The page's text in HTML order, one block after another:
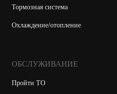
Тормозная система
Охлаждение/отопление
ОБСЛУЖИВАНИЕ
Пройти ТО